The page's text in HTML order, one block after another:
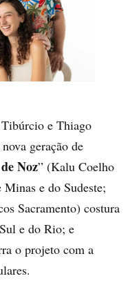
e Thiago
geração de
Noz” (Kalu Coelho
Minas e do Sudeste;
Sacramento) costura
e do Rio; e
o projeto com a